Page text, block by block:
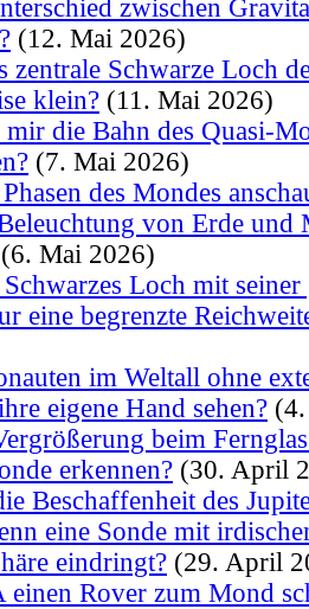
zwischen
(12. Mai 2026)
zentrale Schwarze Loch
klein? (11. Mai 2026)
mir die Bahn des Quasi-
(7. Mai 2026)
des Mondes
von Erde und
(6. Mai 2026)
Loch mit
eine begrenzte
im Weltall ohne
eigene Hand sehen?
beim
erkennen? (30. April
Beschaffenheit des
eine Sonde mit
eindringt? (29. April
einen Rover zum Mond